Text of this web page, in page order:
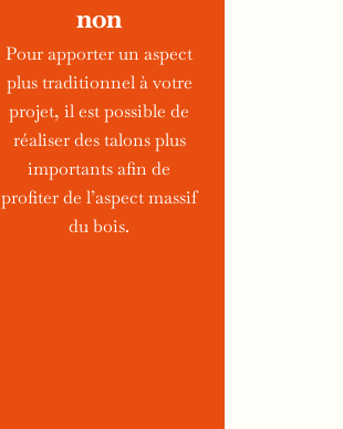
non
Pour apporter un aspect
plus traditionnel à votre
projet, il est possible de
réaliser des talons plus
importants afin de
profiter de l’aspect massif
du bois.